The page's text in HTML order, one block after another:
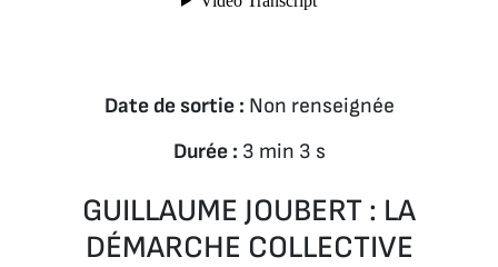
Date de sortie : Non renseignée
Durée : 3 min 3 s
GUILLAUME JOUBERT : LA
DÉMARCHE COLLECTIVE